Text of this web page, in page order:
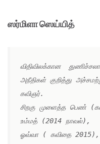
ஸர்மிளா ஸெய்யித்
விதிவிலக்கான
அநீதிகள் குறித்து
கவிஞர்.
சிறகு முளைத்த பெண்
உம்மத் (2014 நாவல்),
ஓவ்வா ( கவிதை 2015),